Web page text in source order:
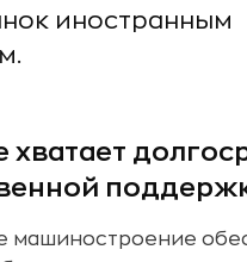
иностранным
хватает
машиностроение